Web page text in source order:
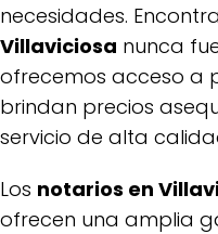
necesidades.
Villaviciosa nunca
ofrecemos acceso a
brindan precios
servicio de alta
Los notarios en
ofrecen una amplia